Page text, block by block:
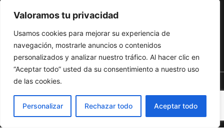
Valoramos tu privacidad
Usamos cookies para mejorar su experiencia de
navegación, mostrarle anuncios o contenidos
personalizados y analizar nuestro tráfico. Al hacer clic en
“Aceptar todo” usted da su consentimiento a nuestro uso
de las cookies.
Personalizar Rechazar todo Aceptar todo
Legal
Política de Privacidad
Política de Cookies
Declaración de accesibilidad
Política de cancelación y devolución